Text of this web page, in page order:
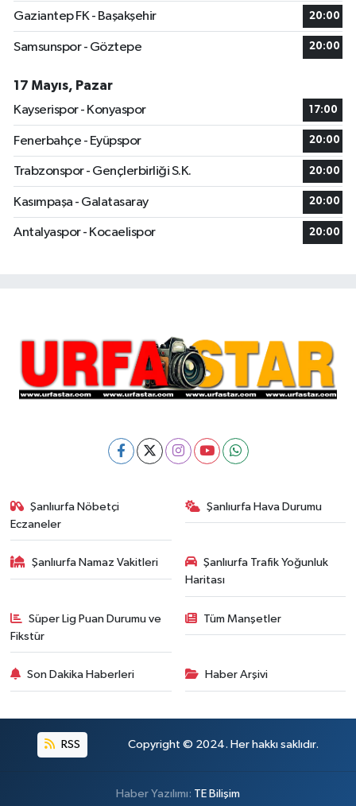
Gaziantep FK - Başakşehir 20:00
Samsunspor - Göztepe 20:00
17 Mayıs, Pazar
Kayserispor - Konyaspor
17:00
Fenerbahçe - Eyüpspor 20:00
Trabzonspor - Gençlerbirliği S.K. 20:00
Kasımpaşa - Galatasaray 20:00
Antalyaspor - Kocaelispor 20:00
Şanlıurfa Nöbetçi
Eczaneler
Şanlıurfa Hava Durumu
Şanlıurfa Namaz Vakitleri
Şanlıurfa Trafik Yoğunluk
Haritası
Süper Lig Puan Durumu ve
Fikstür
Tüm Manşetler
Son Dakika Haberleri Haber Arşivi
RSS Copyright © 2024. Her hakkı saklıdır.
Haber Yazılımı: TE Bilişim